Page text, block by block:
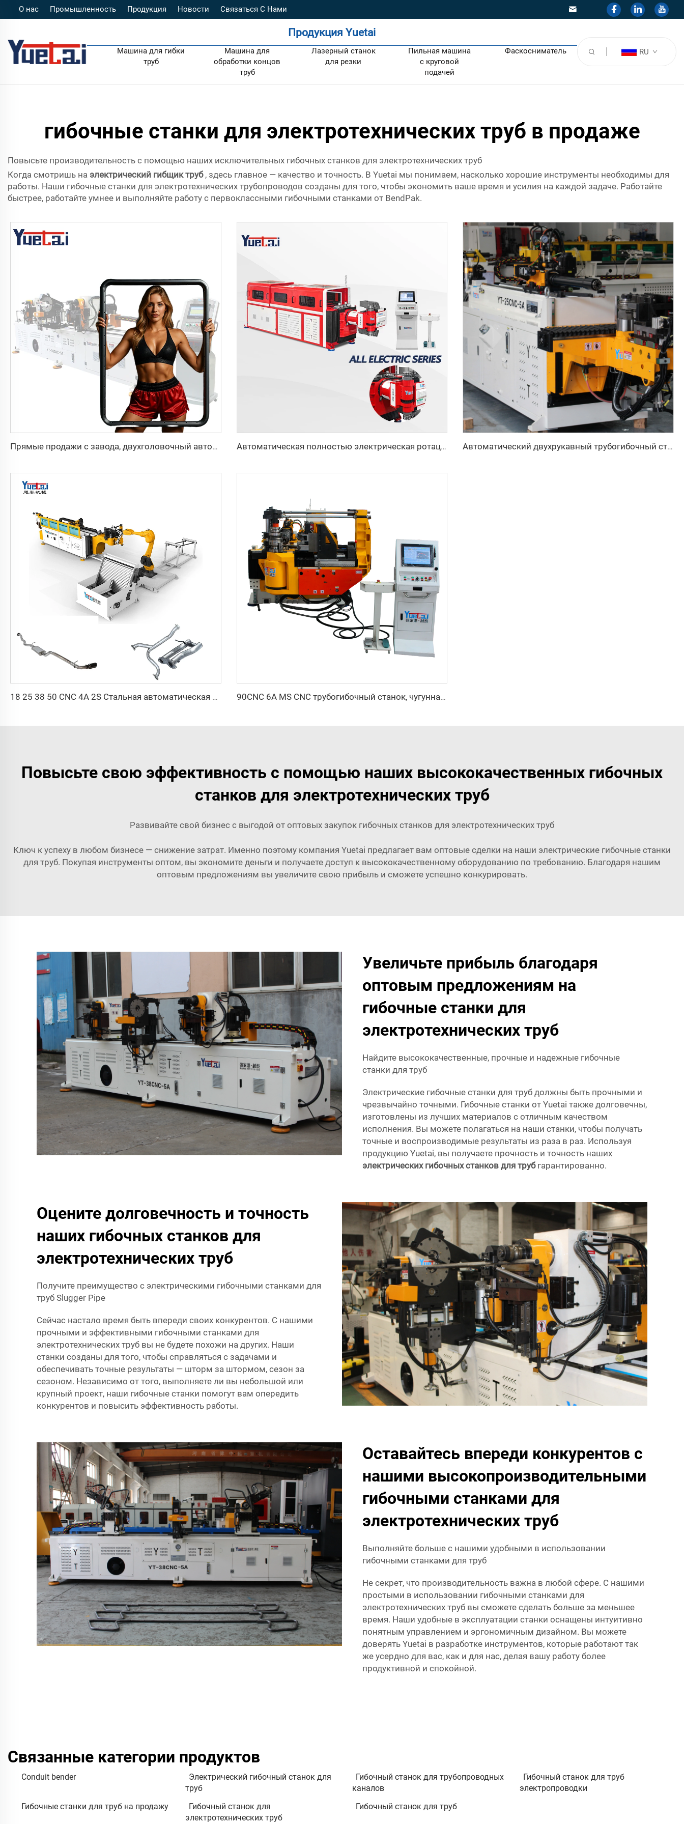
О нас Промышленность Продукция Новости Связаться С Нами
Продукция Yuetai
Машина для гибки
труб
Машина для
обработки концов
труб
Лазерный станок
для резки
Пильная машина
с круговой
подачей
Фаскосниматель RU
гибочные станки для электротехнических труб в продаже
Повысьте производительность с помощью наших исключительных гибочных станков для электротехнических труб
Когда смотришь на электрический гибщик труб , здесь главное — качество и точность. В Yuetai мы понимаем, насколько хорошие инструменты необходимы для
работы. Наши гибочные станки для электротехнических трубопроводов созданы для того, чтобы экономить ваше время и усилия на каждой задаче. Работайте
быстрее, работайте умнее и выполняйте работу с первоклассными гибочными станками от BendPak.
Прямые продажи с завода, двухголовочный автоматический гидравлический трубогибочный станок с ЧПУ, станок для гибки труб из углеродистой стали Автоматическая полностью электрическая ротационная двусторонняя гибочная машина серии CNC для металлических стальных труб, трубогибочные станки Автоматический двухрукавный трубогибочный станок CNC одновременная двухсторонняя система формовки труб для выхлопных систем и перил
18 25 38 50 CNC 4A 2S Стальная автоматическая трубогибочная машина и машины для гибки труб цена с подачей 1 дюйм 2 дюйма 3 дюйма линия 90CNC 6A MS CNC трубогибочный станок, чугунная квадратная трубогибочная машина с двигателем для алюминия и нержавеющей латунной трубы
Повысьте свою эффективность с помощью наших высококачественных гибочных
станков для электротехнических труб
Развивайте свой бизнес с выгодой от оптовых закупок гибочных станков для электротехнических труб
Ключ к успеху в любом бизнесе — снижение затрат. Именно поэтому компания Yuetai предлагает вам оптовые сделки на наши электрические гибочные станки
для труб. Покупая инструменты оптом, вы экономите деньги и получаете доступ к высококачественному оборудованию по требованию. Благодаря нашим
оптовым предложениям вы увеличите свою прибыль и сможете успешно конкурировать.
Увеличьте прибыль благодаря
оптовым предложениям на
гибочные станки для
электротехнических труб
Найдите высококачественные, прочные и надежные гибочные
станки для труб
Электрические гибочные станки для труб должны быть прочными и
чрезвычайно точными. Гибочные станки от Yuetai также долговечны,
изготовлены из лучших материалов с отличным качеством
исполнения. Вы можете полагаться на наши станки, чтобы получать
точные и воспроизводимые результаты из раза в раз. Используя
продукцию Yuetai, вы получаете прочность и точность наших
электрических гибочных станков для труб гарантированно.
Оцените долговечность и точность
наших гибочных станков для
электротехнических труб
Получите преимущество с электрическими гибочными станками для
труб Slugger Pipe
Сейчас настало время быть впереди своих конкурентов. С нашими
прочными и эффективными гибочными станками для
электротехнических труб вы не будете похожи на других. Наши
станки созданы для того, чтобы справляться с задачами и
обеспечивать точные результаты — шторм за штормом, сезон за
сезоном. Независимо от того, выполняете ли вы небольшой или
крупный проект, наши гибочные станки помогут вам опередить
конкурентов и повысить эффективность работы.
Оставайтесь впереди конкурентов с
нашими высокопроизводительными
гибочными станками для
электротехнических труб
Выполняйте больше с нашими удобными в использовании
гибочными станками для труб
Не секрет, что производительность важна в любой сфере. С нашими
простыми в использовании гибочными станками для
электротехнических труб вы сможете сделать больше за меньшее
время. Наши удобные в эксплуатации станки оснащены интуитивно
понятным управлением и эргономичным дизайном. Вы можете
доверять Yuetai в разработке инструментов, которые работают так
же усердно для вас, как и для нас, делая вашу работу более
продуктивной и спокойной.
Связанные категории продуктов
Conduit bender
Электрический гибочный станок для
труб
Гибочный станок для трубопроводных
каналов
Гибочный станок для труб
электропроводки
Гибочные станки для труб на продажу
Гибочный станок для
электротехнических труб
Гибочный станок для труб